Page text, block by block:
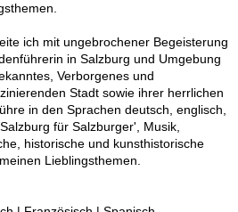
ich mit ungebrochener Begeisterung
in Salzburg und Umgebung
Verborgenes und
Stadt sowie ihrer herrlichen
in den Sprachen deutsch, englisch,
für Salzburger', Musik,
historische und kunsthistorische
Lieblingsthemen.